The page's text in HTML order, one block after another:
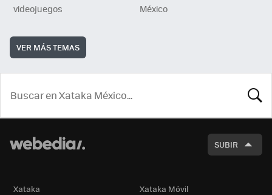
videojuegos
México
VER MÁS TEMAS
SUBIR
Xataka
Xataka Móvil